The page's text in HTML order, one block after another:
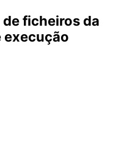
ficheiros da
execução